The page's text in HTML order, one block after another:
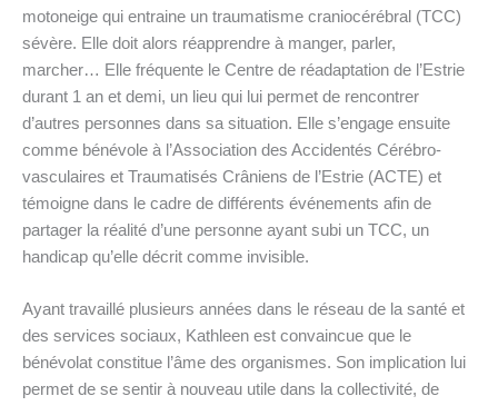
motoneige qui entraine un traumatisme craniocérébral (TCC)
sévère. Elle doit alors réapprendre à manger, parler,
marcher… Elle fréquente le Centre de réadaptation de l’Estrie
durant 1 an et demi, un lieu qui lui permet de rencontrer
d’autres personnes dans sa situation. Elle s’engage ensuite
comme bénévole à l’Association des Accidentés Cérébro-
vasculaires et Traumatisés Crâniens de l’Estrie (ACTE) et
témoigne dans le cadre de différents événements afin de
partager la réalité d’une personne ayant subi un TCC, un
handicap qu’elle décrit comme invisible.
Ayant travaillé plusieurs années dans le réseau de la santé et
des services sociaux, Kathleen est convaincue que le
bénévolat constitue l’âme des organismes. Son implication lui
permet de se sentir à nouveau utile dans la collectivité, de